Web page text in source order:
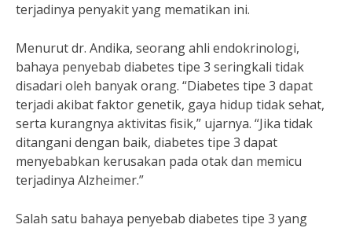
terjadinya penyakit yang mematikan ini.
Menurut dr. Andika, seorang ahli endokrinologi,
bahaya penyebab diabetes tipe 3 seringkali tidak
disadari oleh banyak orang. “Diabetes tipe 3 dapat
terjadi akibat faktor genetik, gaya hidup tidak sehat,
serta kurangnya aktivitas fisik,” ujarnya. “Jika tidak
ditangani dengan baik, diabetes tipe 3 dapat
menyebabkan kerusakan pada otak dan memicu
terjadinya Alzheimer.”
Salah satu bahaya penyebab diabetes tipe 3 yang